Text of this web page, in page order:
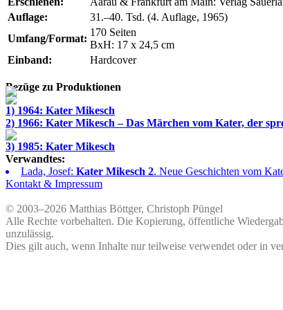
Auflage:
31.–40. Tsd. (4. Auflage, 1965)
Umfang/Format:
170 Seiten
BxH: 17 x 24,5 cm
Einband:
Hardcover
Bezüge zu Produktionen
1) 1964: Kater Mikesch
2) 1966: Kater Mikesch – Das Märchen vom Kater, der
3) 1985: Kater Mikesch
Verwandtes:
Lada, Josef: Kater Mikesch 2. Neue Geschichten vom
Kontakt & Impressum
© 2003–2026 Matthias Böttger, Christoph Püngel
Alle Rechte vorbehalten. Die Kopierung, öffentliche
unzulässig.
Dies gilt auch, wenn Inhalte nur teilweise verwendet oder in